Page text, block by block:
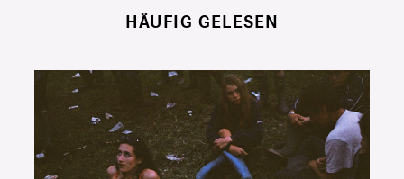
HÄUFIG GELESEN